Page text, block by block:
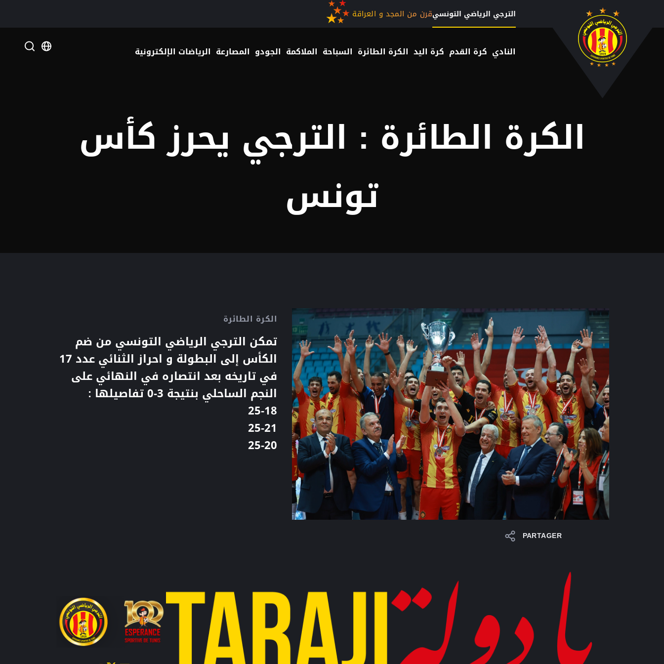
تجاوز إلى المحتوى الرئيسي
الترجي الرياضي التونسيقرن من المجد و العراقة
النادي كرة القدم كرة اليد الكرة الطائرة السباحة الملاكمة الجودو المصارعة الرياضات الإلكترونية language
الكرة الطائرة : الترجي يحرز كأس
تونس
الكرة الطائرة
تمكن الترجي الرياضي التونسي من ضم
الكأس إلى البطولة و احراز الثنائي عدد 17
في تاريخه بعد انتصاره في النهائي على
النجم الساحلي بنتيجة 3-0 تفاصيلها :
25-18
25-21
25-20
PARTAGER